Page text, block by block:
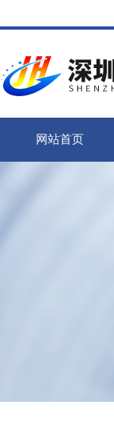
网站首页